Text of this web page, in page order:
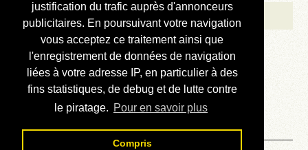
justification du trafic auprès d'annonceurs
publicitaires. En poursuivant votre navigation
vous acceptez ce traitement ainsi que
l'enregistrement de données de navigation
liées à votre adresse IP, en particulier à des
fins statistiques, de debug et de lutte contre
le piratage. Pour en savoir plus
Compris
Divers (et d’été)
Annonces
Liens externes
Téléchargement
Contact